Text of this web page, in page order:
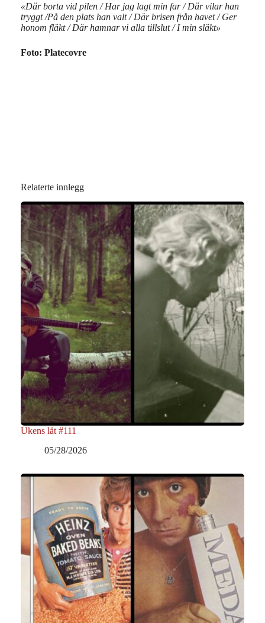
«Där borta vid pilen / Har jag lagt min far / Där vilar han
tryggt /På den plats han valt / Där brisen från havet / Ger
honom fläkt / Där hamnar vi alla tillslut / I min släkt»
Foto: Platecovre
Relaterte innlegg
Ukens låt #111
05/28/2026